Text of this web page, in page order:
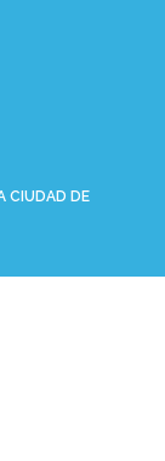
CIUDAD DE